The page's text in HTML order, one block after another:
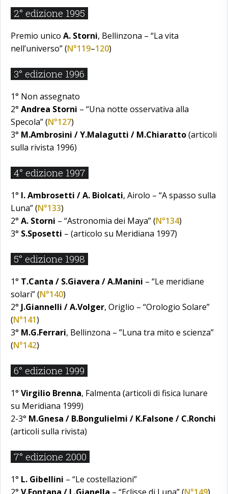
2° edizione 1995
Premio unico A. Storni, Bellinzona – “La vita
nell’universo” (N°119–120)
3° edizione 1996
1° Non assegnato
2° Andrea Storni – “Una notte osservativa alla
Specola” (N°127)
3° M.Ambrosini / Y.Malagutti / M.Chiaratto(articoli
sulla rivista 1996)
4° edizione 1997
1° I. Ambrosetti / A. Biolcati, Airolo – “A spasso sulla
Luna” (N°133)
2° A. Storni – “Astronomia dei Maya” (N°134)
3° S.Sposetti – (articolo su Meridiana 1997)
5° edizione 1998
1° T.Canta / S.Giavera / A.Manini – “Le meridiane
solari” (N°140)
2° J.Giannelli / A.Volger, Origlio – “Orologio Solare”
(N°141)
3° M.G.Ferrari, Bellinzona – ”Luna tra mito e scienza”
(N°142)
6° edizione 1999
1° Virgilio Brenna, Falmenta (articoli di fisica lunare
su Meridiana 1999)
2-3° M.Gnesa / B.Bongulielmi / K.Falsone / C.Ronchi
(articoli sulla rivista)
7° edizione 2000
1° L. Gibellini – “Le costellazioni”
2° V.Fontana / L.Gianella – “Eclisse di Luna” (N°149)